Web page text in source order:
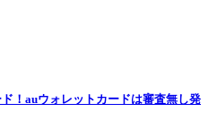
！auウォレットカードは審査無し発